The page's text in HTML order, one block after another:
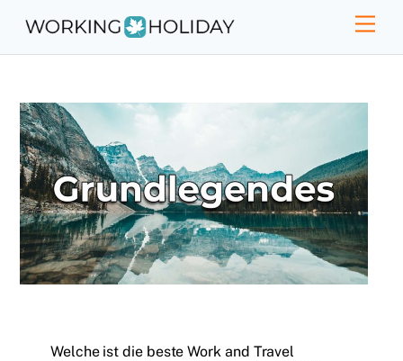
content
Welche ist die beste Work and Travel